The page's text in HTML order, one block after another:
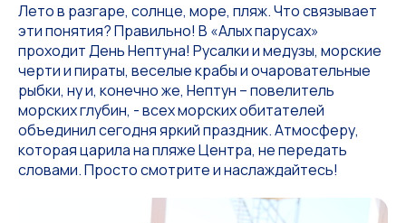
Лето в разгаре, солнце, море, пляж. Что связывает
эти понятия? Правильно! В «Алых парусах»
проходит День Нептуна! Русалки и медузы, морские
черти и пираты, веселые крабы и очаровательные
рыбки, ну и, конечно же, Нептун – повелитель
морских глубин, - всех морских обитателей
объединил сегодня яркий праздник. Атмосферу,
которая царила на пляже Центра, не передать
словами. Просто смотрите и наслаждайтесь!